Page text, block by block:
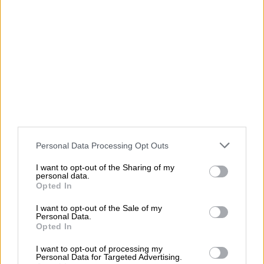
Personal Data Processing Opt Outs
I want to opt-out of the Sharing of my
personal data.
Opted In
I want to opt-out of the Sale of my
Personal Data.
Opted In
I want to opt-out of processing my
Personal Data for Targeted Advertising.